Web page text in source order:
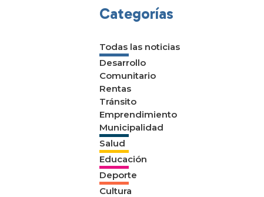
Categorías
Todas las noticias
Desarrollo
Comunitario
Rentas
Tránsito
Emprendimiento
Municipalidad
Salud
Educación
Deporte
Cultura